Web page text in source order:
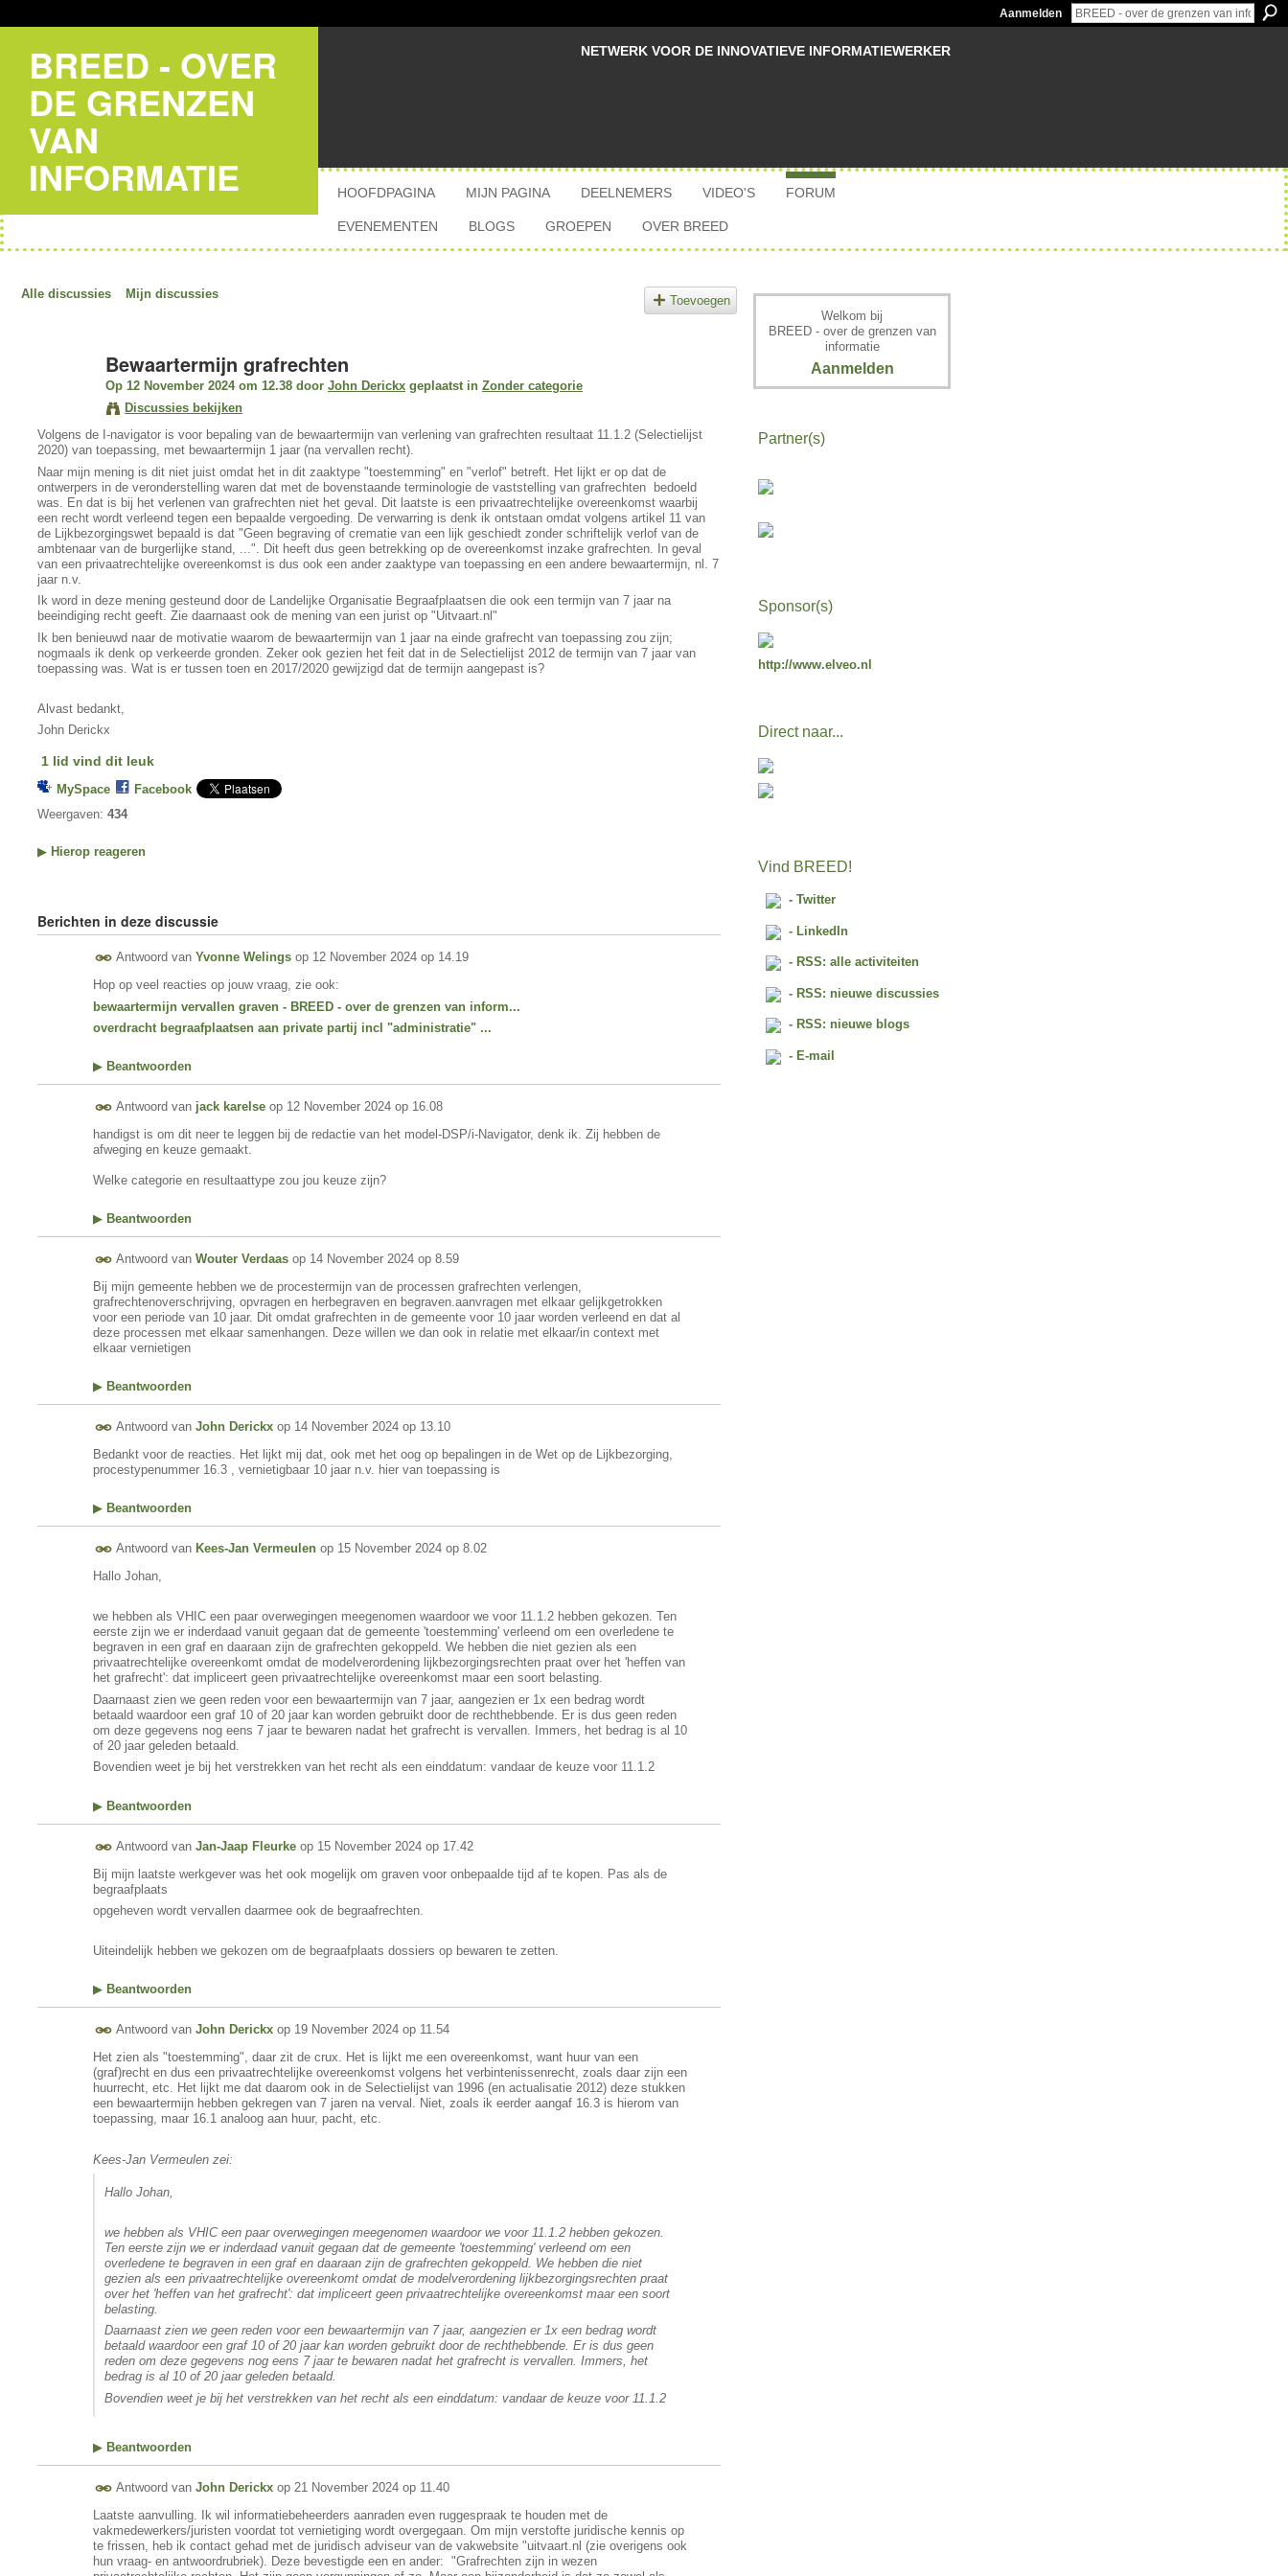
Aanmelden
BREED - OVER
DE GRENZEN
VAN
INFORMATIE
NETWERK VOOR DE INNOVATIEVE INFORMATIEWERKER
HOOFDPAGINA MIJN PAGINA DEELNEMERS VIDEO'S FORUM
EVENEMENTEN BLOGS GROEPEN OVER BREED
Alle discussies Mijn discussies Toevoegen
Bewaartermijn grafrechten
Op 12 November 2024 om 12.38 door John Derickx geplaatst in Zonder categorie
Discussies bekijken
Volgens de I-navigator is voor bepaling van de bewaartermijn van verlening van grafrechten resultaat 11.1.2 (Selectielijst
2020) van toepassing, met bewaartermijn 1 jaar (na vervallen recht).
Naar mijn mening is dit niet juist omdat het in dit zaaktype "toestemming" en "verlof" betreft. Het lijkt er op dat de
ontwerpers in de veronderstelling waren dat met de bovenstaande terminologie de vaststelling van grafrechten bedoeld
was. En dat is bij het verlenen van grafrechten niet het geval. Dit laatste is een privaatrechtelijke overeenkomst waarbij
een recht wordt verleend tegen een bepaalde vergoeding. De verwarring is denk ik ontstaan omdat volgens artikel 11 van
de Lijkbezorgingswet bepaald is dat "Geen begraving of crematie van een lijk geschiedt zonder schriftelijk verlof van de
ambtenaar van de burgerlijke stand, ...". Dit heeft dus geen betrekking op de overeenkomst inzake grafrechten. In geval
van een privaatrechtelijke overeenkomst is dus ook een ander zaaktype van toepassing en een andere bewaartermijn, nl. 7
jaar n.v.
Ik word in deze mening gesteund door de Landelijke Organisatie Begraafplaatsen die ook een termijn van 7 jaar na
beeindiging recht geeft. Zie daarnaast ook de mening van een jurist op "Uitvaart.nl"
Ik ben benieuwd naar de motivatie waarom de bewaartermijn van 1 jaar na einde grafrecht van toepassing zou zijn;
nogmaals ik denk op verkeerde gronden. Zeker ook gezien het feit dat in de Selectielijst 2012 de termijn van 7 jaar van
toepassing was. Wat is er tussen toen en 2017/2020 gewijzigd dat de termijn aangepast is?
Alvast bedankt,
John Derickx
1 lid vind dit leuk
MySpace
Facebook
Weergaven: 434
▶ Hierop reageren
Berichten in deze discussie
Antwoord van Yvonne Welings op 12 November 2024 op 14.19
Hop op veel reacties op jouw vraag, zie ook:
bewaartermijn vervallen graven - BREED - over de grenzen van inform...
overdracht begraafplaatsen aan private partij incl "administratie" ...
▶ Beantwoorden
Antwoord van jack karelse op 12 November 2024 op 16.08
handigst is om dit neer te leggen bij de redactie van het model-DSP/i-Navigator, denk ik. Zij hebben de
afweging en keuze gemaakt.
Welke categorie en resultaattype zou jou keuze zijn?
▶ Beantwoorden
Antwoord van Wouter Verdaas op 14 November 2024 op 8.59
Bij mijn gemeente hebben we de procestermijn van de processen grafrechten verlengen,
grafrechtenoverschrijving, opvragen en herbegraven en begraven.aanvragen met elkaar gelijkgetrokken
voor een periode van 10 jaar. Dit omdat grafrechten in de gemeente voor 10 jaar worden verleend en dat al
deze processen met elkaar samenhangen. Deze willen we dan ook in relatie met elkaar/in context met
elkaar vernietigen
▶ Beantwoorden
Antwoord van John Derickx op 14 November 2024 op 13.10
Bedankt voor de reacties. Het lijkt mij dat, ook met het oog op bepalingen in de Wet op de Lijkbezorging,
procestypenummer 16.3 , vernietigbaar 10 jaar n.v. hier van toepassing is
▶ Beantwoorden
Antwoord van Kees-Jan Vermeulen op 15 November 2024 op 8.02
Hallo Johan,
we hebben als VHIC een paar overwegingen meegenomen waardoor we voor 11.1.2 hebben gekozen. Ten
eerste zijn we er inderdaad vanuit gegaan dat de gemeente 'toestemming' verleend om een overledene te
begraven in een graf en daaraan zijn de grafrechten gekoppeld. We hebben die niet gezien als een
privaatrechtelijke overeenkomt omdat de modelverordening lijkbezorgingsrechten praat over het 'heffen van
het grafrecht': dat impliceert geen privaatrechtelijke overeenkomst maar een soort belasting.
Daarnaast zien we geen reden voor een bewaartermijn van 7 jaar, aangezien er 1x een bedrag wordt
betaald waardoor een graf 10 of 20 jaar kan worden gebruikt door de rechthebbende. Er is dus geen reden
om deze gegevens nog eens 7 jaar te bewaren nadat het grafrecht is vervallen. Immers, het bedrag is al 10
of 20 jaar geleden betaald.
Bovendien weet je bij het verstrekken van het recht als een einddatum: vandaar de keuze voor 11.1.2
▶ Beantwoorden
Antwoord van Jan-Jaap Fleurke op 15 November 2024 op 17.42
Bij mijn laatste werkgever was het ook mogelijk om graven voor onbepaalde tijd af te kopen. Pas als de
begraafplaats
opgeheven wordt vervallen daarmee ook de begraafrechten.
Uiteindelijk hebben we gekozen om de begraafplaats dossiers op bewaren te zetten.
▶ Beantwoorden
Antwoord van John Derickx op 19 November 2024 op 11.54
Het zien als "toestemming", daar zit de crux. Het is lijkt me een overeenkomst, want huur van een
(graf)recht en dus een privaatrechtelijke overeenkomst volgens het verbintenissenrecht, zoals daar zijn een
huurrecht, etc. Het lijkt me dat daarom ook in de Selectielijst van 1996 (en actualisatie 2012) deze stukken
een bewaartermijn hebben gekregen van 7 jaren na verval. Niet, zoals ik eerder aangaf 16.3 is hierom van
toepassing, maar 16.1 analoog aan huur, pacht, etc.
Kees-Jan Vermeulen zei:
Hallo Johan,
we hebben als VHIC een paar overwegingen meegenomen waardoor we voor 11.1.2 hebben gekozen.
Ten eerste zijn we er inderdaad vanuit gegaan dat de gemeente 'toestemming' verleend om een
overledene te begraven in een graf en daaraan zijn de grafrechten gekoppeld. We hebben die niet
gezien als een privaatrechtelijke overeenkomt omdat de modelverordening lijkbezorgingsrechten praat
over het 'heffen van het grafrecht': dat impliceert geen privaatrechtelijke overeenkomst maar een soort
belasting.
Daarnaast zien we geen reden voor een bewaartermijn van 7 jaar, aangezien er 1x een bedrag wordt
betaald waardoor een graf 10 of 20 jaar kan worden gebruikt door de rechthebbende. Er is dus geen
reden om deze gegevens nog eens 7 jaar te bewaren nadat het grafrecht is vervallen. Immers, het
bedrag is al 10 of 20 jaar geleden betaald.
Bovendien weet je bij het verstrekken van het recht als een einddatum: vandaar de keuze voor 11.1.2
▶ Beantwoorden
Antwoord van John Derickx op 21 November 2024 op 11.40
Laatste aanvulling. Ik wil informatiebeheerders aanraden even ruggespraak te houden met de
vakmedewerkers/juristen voordat tot vernietiging wordt overgegaan. Om mijn verstofte juridische kennis op
te frissen, heb ik contact gehad met de juridisch adviseur van de vakwebsite "uitvaart.nl (zie overigens ook
hun vraag- en antwoordrubriek). Deze bevestigde een en ander: "Grafrechten zijn in wezen
Welkom bij
BREED - over de grenzen van
informatie
Aanmelden
Partner(s)
Sponsor(s)
http://www.elveo.nl
Direct naar...
Vind BREED!
- Twitter
- LinkedIn
- RSS: alle activiteiten
- RSS: nieuwe discussies
- RSS: nieuwe blogs
- E-mail